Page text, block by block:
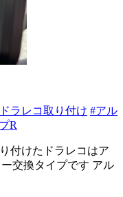
ラレコ取り付け #アル
R
付けたドラレコはア
交換タイプです アル